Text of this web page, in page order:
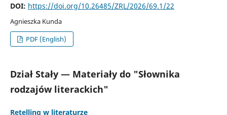
DOI: https://doi.org/10.26485/ZRL/2026/69.1/22
Agnieszka Kunda
PDF (English)
Dział Stały — Materiały do "Słownika
rodzajów literackich"
Retelling w literaturze